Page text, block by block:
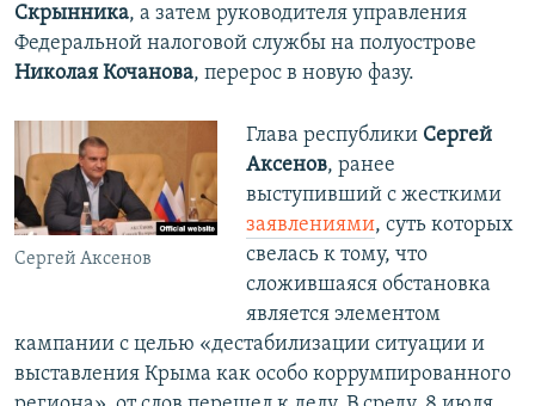
Скрынника, а затем руководителя управления
Федеральной налоговой службы на полуострове
Николая Кочанова, перерос в новую фазу.
Сергей Аксенов
Глава республики Сергей
Аксенов, ранее
выступивший с жесткими
заявлениями, суть которых
свелась к тому, что
сложившаяся обстановка
является элементом
кампании с целью «дестабилизации ситуации и
выставления Крыма как особо коррумпированного